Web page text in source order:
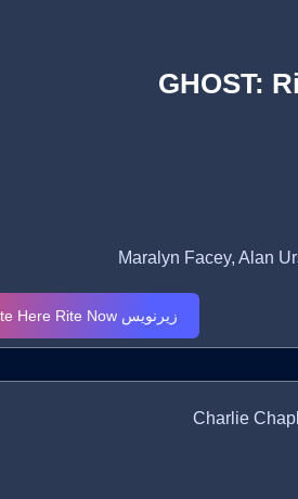
GHOST:
زیرنویس GHOST: Rite Here Rite Now